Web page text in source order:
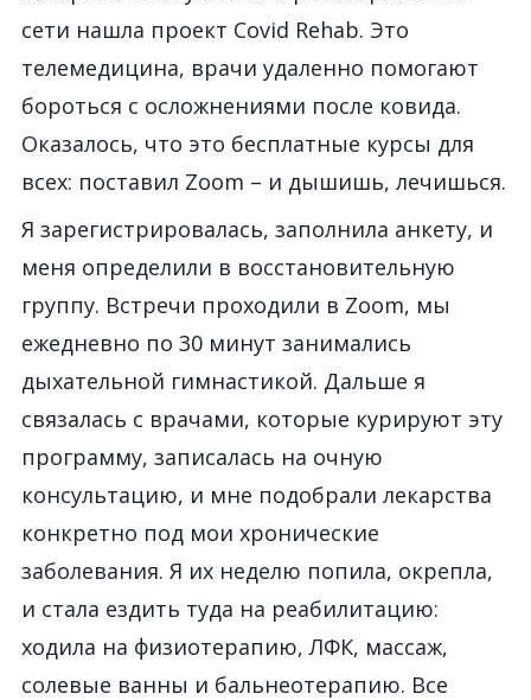
сети нашла проект Covid Rehab. Это
телемедицина, врачи удаленно помогают
бороться с осложнениями после ковида.
Оказалось, что это бесплатные курсы для
всех: поставил Zoom – и дышишь, лечишься.
Я зарегистрировалась, заполнила анкету, и
меня определили в восстановительную
группу. Встречи проходили в Zoom, мы
ежедневно по 30 минут занимались
дыхательной гимнастикой. Дальше я
связалась с врачами, которые курируют эту
программу, записалась на очную
консультацию, и мне подобрали лекарства
конкретно под мои хронические
заболевания. Я их неделю попила, окрепла,
и стала ездить туда на реабилитацию:
ходила на физиотерапию, ЛФК, массаж,
солевые ванны и бальнеотерапию. Все